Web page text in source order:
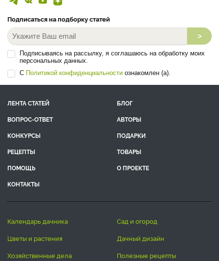
Подписаться на подборку статей
>
Подписываясь на рассылку, я соглашаюсь на обработку моих
персональных данных.
С Политикой конфиденциальности ознакомлен (а).
ЛЕНТА СТАТЕЙ
БЛОГ
ВОПРОС-ОТВЕТ
АВТОРЫ
КОНКУРСЫ
ПОДАРКИ
РЕЦЕПТЫ
ТОВАРЫ
ПОМОЩЬ
О ПРОЕКТЕ
КОНТАКТЫ
календарь дачника
сад и огород
цветы и растения
дачный дизайн
хозяйственные дела
полезные рецепты